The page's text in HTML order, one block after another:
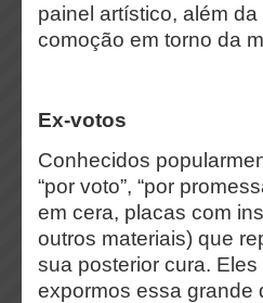
painel artístico, além
comoção em torno da
Ex-votos
Conhecidos
“por voto”, “por
em cera, placas com
outros materiais) que
sua posterior cura.
expormos essa grande